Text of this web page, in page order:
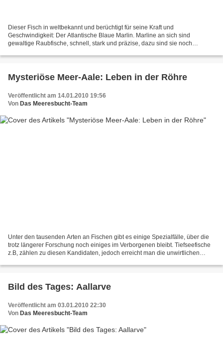
Dieser Fisch in weltbekannt und berüchtigt für seine Kraft und
Geschwindigkeit: Der Atlantische Blaue Marlin. Marline an sich sind
gewaltige Raubfische, schnell, stark und präzise, dazu sind sie noch
Mysteriöse Meer-Aale: Leben in der Röhre
Veröffentlicht am 14.01.2010 19:56
Von Das Meeresbucht-Team
Unter den tausenden Arten an Fischen gibt es einige Spezialfälle, über die
trotz längerer Forschung noch einiges im Verborgenen bleibt. Tiefseefische
z.B, zählen zu diesen Kandidaten, jedoch erreicht man die unwirtlichen
Bild des Tages: Aallarve
Veröffentlicht am 03.01.2010 22:30
Von Das Meeresbucht-Team